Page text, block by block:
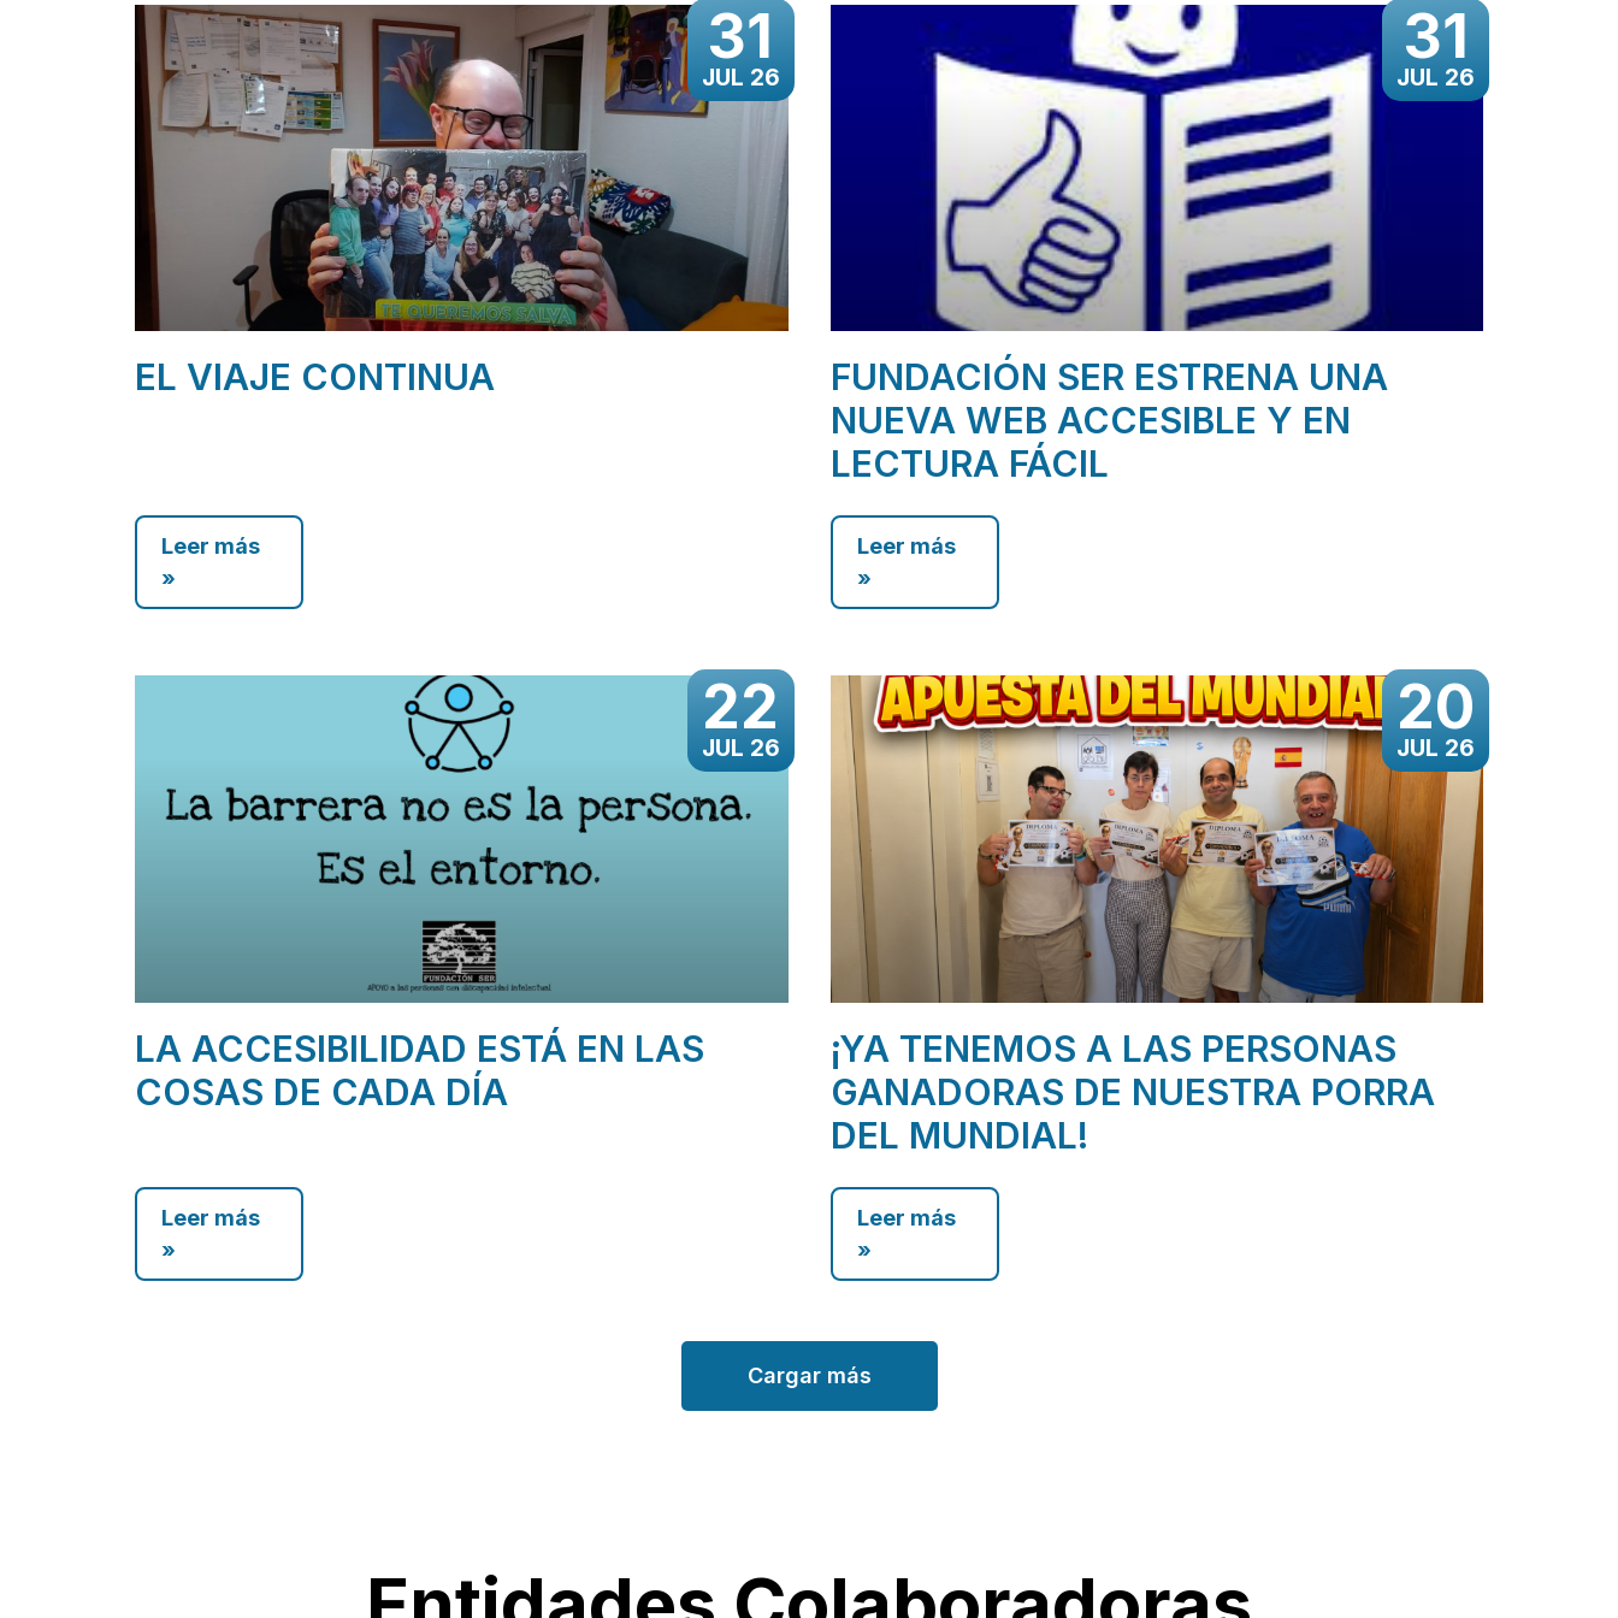
31
JUL 26
EL VIAJE CONTINUA
Leer más
»
31
JUL 26
FUNDACIÓN SER ESTRENA UNA
NUEVA WEB ACCESIBLE Y EN
LECTURA FÁCIL
Leer más
»
22
JUL 26
LA ACCESIBILIDAD ESTÁ EN LAS
COSAS DE CADA DÍA
Leer más
»
20
JUL 26
¡YA TENEMOS A LAS PERSONAS
GANADORAS DE NUESTRA PORRA
DEL MUNDIAL!
Leer más
»
Cargar más